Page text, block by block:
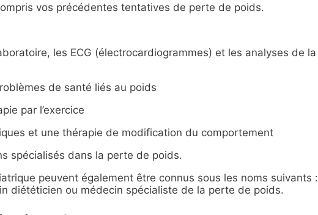
vos précédentes tentatives de perte de poids.
les ECG (électrocardiogrammes) et les analyses de la
de santé liés au poids
par l’exercice
et une thérapie de modification du comportement
spécialisés dans la perte de poids.
peuvent également être connus sous les noms suivants :
diététicien ou médecin spécialiste de la perte de poids.